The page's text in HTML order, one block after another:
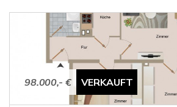
98.000,- € VERKAUFT